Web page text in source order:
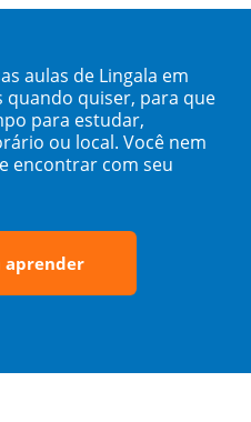
aulas de Lingala em
quando quiser, para que
para estudar,
ou local. Você nem
encontrar com seu
aprender